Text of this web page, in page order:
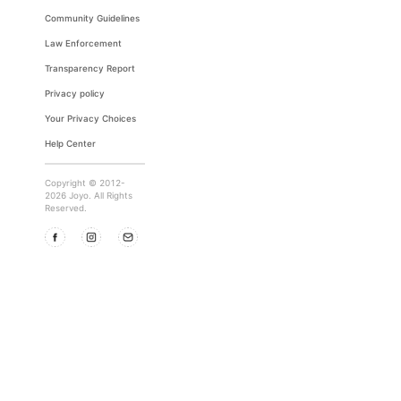
Community Guidelines
Law Enforcement
Transparency Report
Privacy policy
Your Privacy Choices
Help Center
Copyright © 2012-
2026 Joyo. All Rights
Reserved.